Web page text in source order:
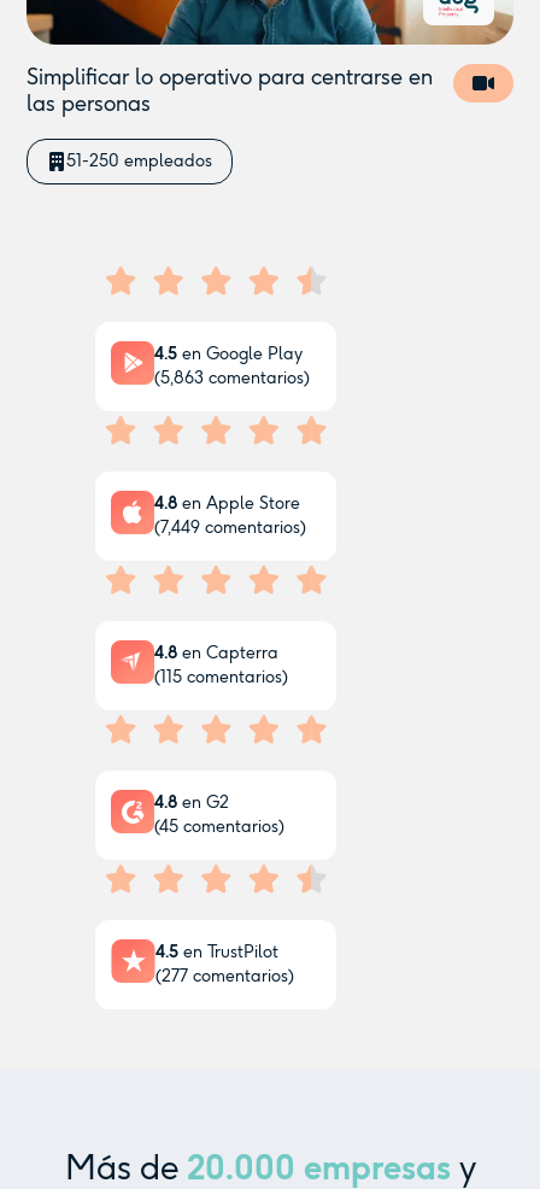
Simplificar lo operativo para centrarse en
las personas
51-250 empleados
4.5 en Google Play
(5,863 comentarios)
4.8 en Apple Store
(7,449 comentarios)
4.8 en Capterra
(115 comentarios)
4.8 en G2
(45 comentarios)
4.5 en TrustPilot
(277 comentarios)
Más de 20.000 empresas y